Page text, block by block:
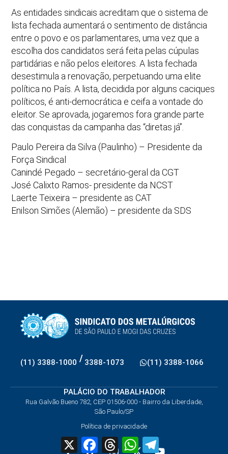
As entidades sindicais acreditam que o sistema de
lista fechada aumentará o sentimento de distância
entre o povo e os parlamentares, uma vez que a
escolha dos candidatos será feita pelas cúpulas
partidárias e não pelos eleitores. A lista fechada
desestimula a renovação, perpetuando uma elite
política no País. A lista, decidida por alguns caciques
políticos, é anti-democrática e ceifa a vontade do
eleitor. Se aprovada, jogaremos fora grande parte
das conquistas da campanha das “diretas já”.
Paulo Pereira da Silva (Paulinho) – Presidente da
Força Sindical
Canindé Pegado – secretário-geral da CGT
José Calixto Ramos- presidente da NCST
Laerte Teixeira – presidente as CAT
Enilson Simões (Alemão) – presidente da SDS
(11) 3388-1000 / 3388-1073 (11) 3388-1066
PALÁCIO DO TRABALHADOR
Rua Galvão Bueno 782, CEP 01506-000 - Bairro da Liberdade,
São Paulo/SP
Política de privacidade
X FacebookThreadsWhatsApp